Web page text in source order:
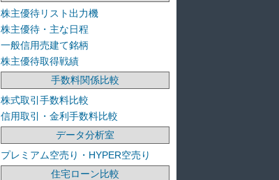
株主優待リスト出力機
株主優待・主な日程
一般信用売建て銘柄
株主優待取得戦績
手数料関係比較
株式取引手数料比較
信用取引・金利手数料比較
データ分析室
プレミアム空売り・HYPER空売り
住宅ローン比較